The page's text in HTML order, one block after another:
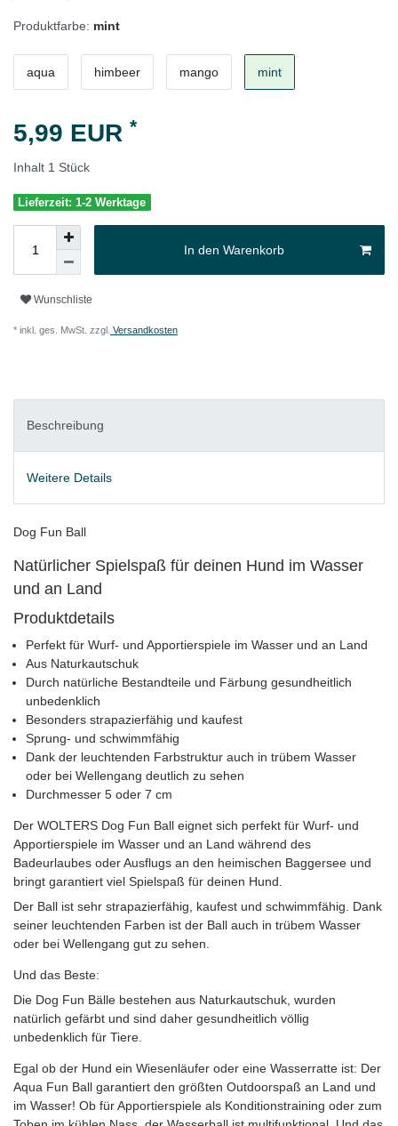
Produktfarbe: mint
aqua himbeer mango mint
5,99 EUR *
Inhalt 1 Stück
Lieferzeit: 1-2 Werktage
In den Warenkorb
Wunschliste
* inkl. ges. MwSt. zzgl. Versandkosten
Beschreibung
Weitere Details
Dog Fun Ball
Natürlicher Spielspaß für deinen Hund im Wasser
und an Land
Produktdetails
Perfekt für Wurf- und Apportierspiele im Wasser und an Land
Aus Naturkautschuk
Durch natürliche Bestandteile und Färbung gesundheitlich
unbedenklich
Besonders strapazierfähig und kaufest
Sprung- und schwimmfähig
Dank der leuchtenden Farbstruktur auch in trübem Wasser
oder bei Wellengang deutlich zu sehen
Durchmesser 5 oder 7 cm
Der WOLTERS Dog Fun Ball eignet sich perfekt für Wurf- und
Apportierspiele im Wasser und an Land während des
Badeurlaubes oder Ausflugs an den heimischen Baggersee und
bringt garantiert viel Spielspaß für deinen Hund.
Der Ball ist sehr strapazierfähig, kaufest und schwimmfähig. Dank
seiner leuchtenden Farben ist der Ball auch in trübem Wasser
oder bei Wellengang gut zu sehen.
Und das Beste:
Die Dog Fun Bälle bestehen aus Naturkautschuk, wurden
natürlich gefärbt und sind daher gesundheitlich völlig
unbedenklich für Tiere.
Egal ob der Hund ein Wiesenläufer oder eine Wasserratte ist: Der
Aqua Fun Ball garantiert den größten Outdoorspaß an Land und
im Wasser! Ob für Apportierspiele als Konditionstraining oder zum